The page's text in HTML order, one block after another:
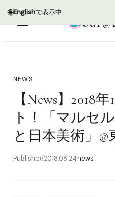
🌐Englishで表示中
NEWS
【News】2018
ト！「マルセ
と日本美術」
Published2018.08.24news